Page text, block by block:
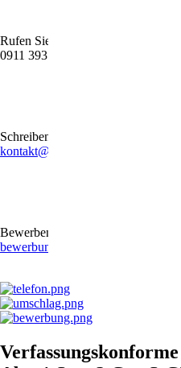
Rufen Sie uns gerne an
0911 39372790
Schreiben Sie uns gerne eine E-Mail
kontakt@stb-becker-zeiler.de
Bewerben Sie sich online oder per
bewerbung@stb-becker-zeiler.de